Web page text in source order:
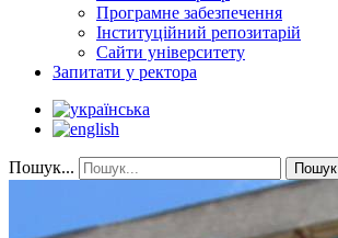
Програмне забезпечення
Інституційний репозитарій
Сайти університету
Запитати у ректора
Пошук... Пошук